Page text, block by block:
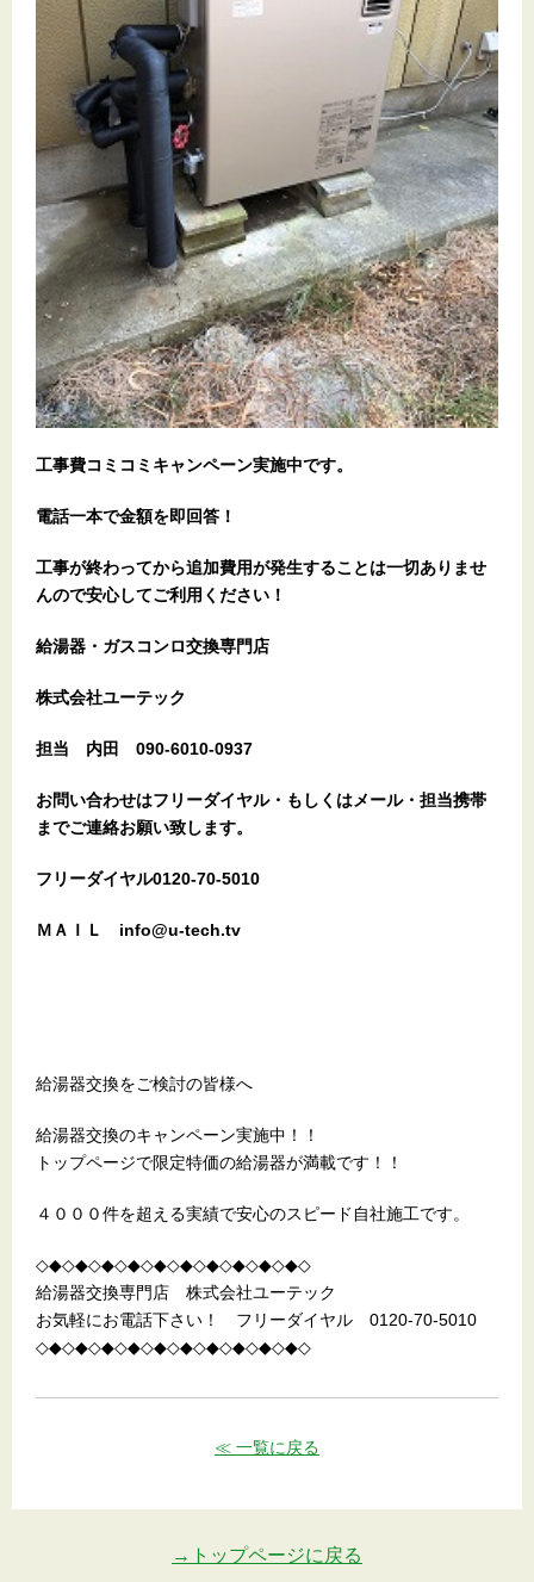
工事費コミコミキャンペーン実施中です。
電話一本で金額を即回答！
工事が終わってから追加費用が発生することは一切ありませ
んので安心してご利用ください！
給湯器・ガスコンロ交換専門店
株式会社ユーテック
担当 内田 090-6010-0937
お問い合わせはフリーダイヤル・もしくはメール・担当携帯
までご連絡お願い致します。
フリーダイヤル0120-70-5010
ＭＡＩＬ info@u-tech.tv
給湯器交換をご検討の皆様へ
給湯器交換のキャンペーン実施中！！
トップページで限定特価の給湯器が満載です！！
４０００件を超える実績で安心のスピード自社施工です。
◇◆◇◆◇◆◇◆◇◆◇◆◇◆◇◆◇◆◇◆◇
給湯器交換専門店 株式会社ユーテック
お気軽にお電話下さい！ フリーダイヤル 0120-70-5010
◇◆◇◆◇◆◇◆◇◆◇◆◇◆◇◆◇◆◇◆◇
≪ 一覧に戻る
→トップページに戻る